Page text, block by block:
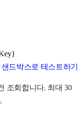
샌드박스로 테스트하기
조회합니다. 최대 30